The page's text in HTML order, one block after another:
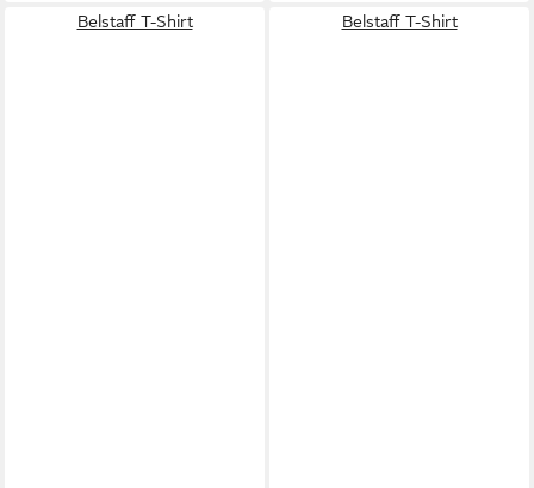
Belstaff T-Shirt Belstaff T-Shirt